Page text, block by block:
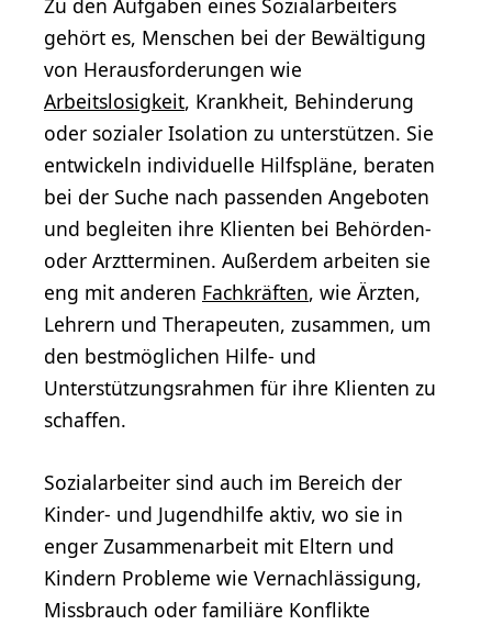
Zu den Aufgaben eines Sozialarbeiters
gehört es, Menschen bei der Bewältigung
von Herausforderungen wie
Arbeitslosigkeit, Krankheit, Behinderung
oder sozialer Isolation zu unterstützen. Sie
entwickeln individuelle Hilfspläne, beraten
bei der Suche nach passenden Angeboten
und begleiten ihre Klienten bei Behörden-
oder Arztterminen. Außerdem arbeiten sie
eng mit anderen Fachkräften, wie Ärzten,
Lehrern und Therapeuten, zusammen, um
den bestmöglichen Hilfe- und
Unterstützungsrahmen für ihre Klienten zu
schaffen.
Sozialarbeiter sind auch im Bereich der
Kinder- und Jugendhilfe aktiv, wo sie in
enger Zusammenarbeit mit Eltern und
Kindern Probleme wie Vernachlässigung,
Missbrauch oder familiäre Konflikte